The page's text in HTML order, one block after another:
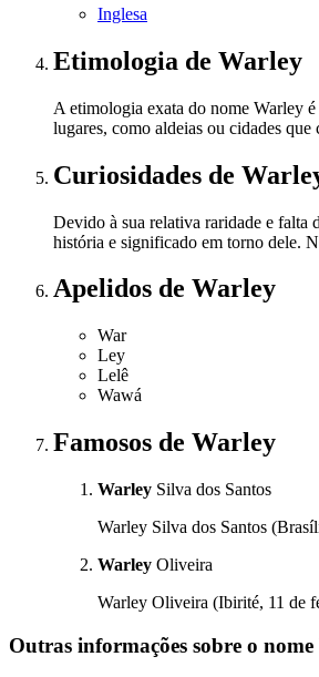
Inglesa
Etimologia de Warley
A etimologia exata do nome Warley
lugares, como aldeias ou cidades
Curiosidades de
Devido à sua relativa raridade e falta
história e significado em torno dele.
Apelidos de Warley
War
Ley
Lelê
Wawá
Famosos de Warley
Warley Silva dos Santos
Warley Silva dos Santos
Warley Oliveira
Warley Oliveira (Ibirité, 11 de
Outras informações sobre o nome